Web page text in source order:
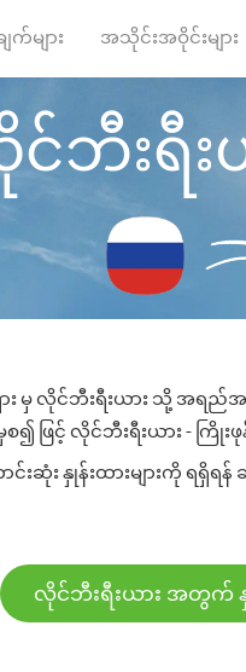
က်များ အသိုင်းအဝိုင်းများ
င်ဘီးရီ
ား မှ လိုင်ဘီးရီးယား သို့ အရည်
စ၍ ဖြင့် လိုင်ဘီးရီးယား - က
ဆုံး နှုန်းထားများကို ရရှိ
လိုင်ဘီးရီးယား အတွက် နှု